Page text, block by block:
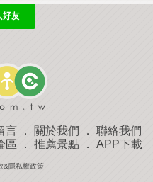
言 ． 關於我們 ． 聯絡我們
區 ． 推薦景點． APP下載
&隱私權政策